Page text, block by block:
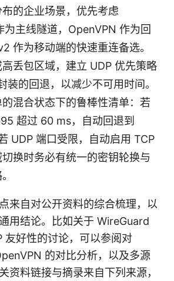
的企业场景，优先考虑
为主线隧道，OpenVPN 作为回
作为移动端的快速重连备选。
丢包区域，建立 UDP 优先策略
装的回退，以减少不可用时间。
混合状态下的鲁棒性清单：若
超过 60 ms，自动回退到
UDP 端口受限，自动启用 TCP
换时务必有统一的密钥轮换与
来自对公开资料的综合梳理，以
用结论。比如关于 WireGuard
友好性的讨论，可以参阅对
的对比分析，以及多源
资料链接与摘录来自下列来源，